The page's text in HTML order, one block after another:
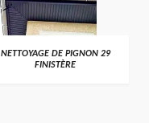
NETTOYAGE DE PIGNON 29
FINISTÈRE